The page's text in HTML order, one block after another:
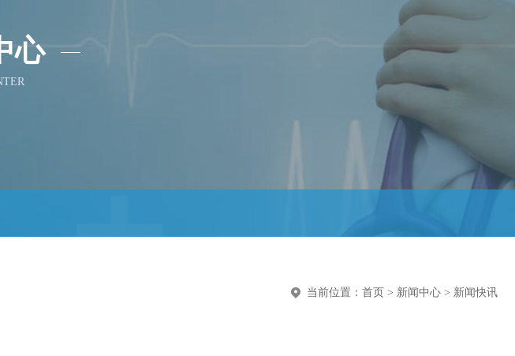
心
当前位置： 首页 > 新闻中心 > 新闻快讯